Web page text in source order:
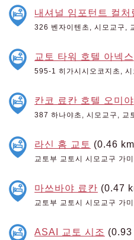
내셔널 임포턴트 컬
326 벤자이텐초, 시모교구,
교토 타워 호텔 아넥스
595-1 히가시시오코지초,
칸코 료칸 호텔 오미야
387 하나야초, 시모교구, 교
라신 홈 교토 (0.46
교토부 교토시 시모교구 가
마쓰바야 료칸 (0.47
교토부 교토시 시모교구 가
ASAI 교토 시조 (0.93